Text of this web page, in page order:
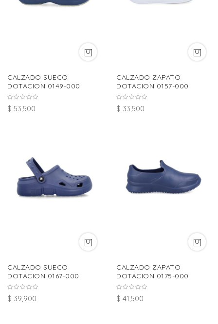
CALZADO SUECO
DOTACION 0149-000
$ 53,500
CALZADO ZAPATO
DOTACION 0157-000
$ 33,500
CALZADO SUECO
DOTACION 0167-000
$ 39,900
CALZADO ZAPATO
DOTACION 0175-000
$ 41,500